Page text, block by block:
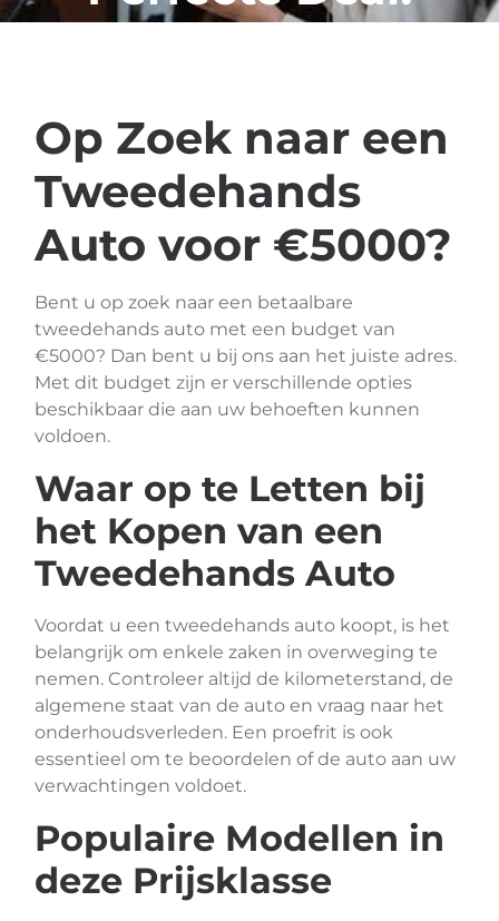
Op Zoek naar een
Tweedehands
Auto voor €5000?
Bent u op zoek naar een betaalbare
tweedehands auto met een budget van
€5000? Dan bent u bij ons aan het juiste adres.
Met dit budget zijn er verschillende opties
beschikbaar die aan uw behoeften kunnen
voldoen.
Waar op te Letten bij
het Kopen van een
Tweedehands Auto
Voordat u een tweedehands auto koopt, is het
belangrijk om enkele zaken in overweging te
nemen. Controleer altijd de kilometerstand, de
algemene staat van de auto en vraag naar het
onderhoudsverleden. Een proefrit is ook
essentieel om te beoordelen of de auto aan uw
verwachtingen voldoet.
Populaire Modellen in
deze Prijsklasse